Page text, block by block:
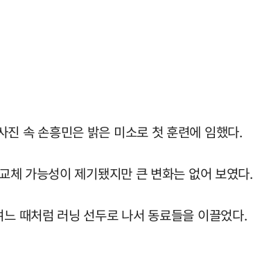
속 손흥민은 밝은 미소로 첫 훈련에 임했다.
체 가능성이 제기됐지만 큰 변화는 없어 보였다.
때처럼 러닝 선두로 나서 동료들을 이끌었다.